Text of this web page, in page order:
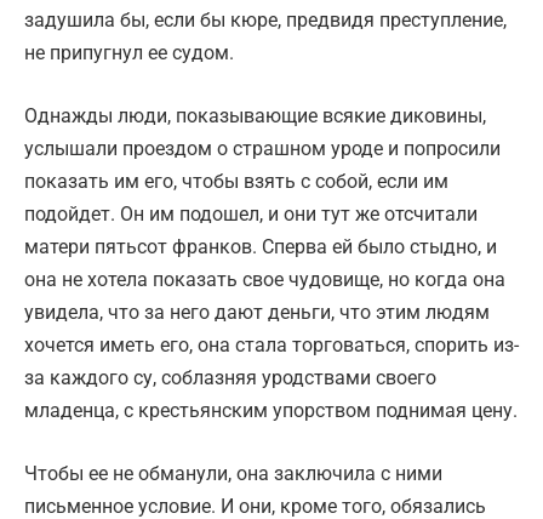
задушила бы, если бы кюре, предвидя преступление,
не припугнул ее судом.
Однажды люди, показывающие всякие диковины,
услышали проездом о страшном уроде и попросили
показать им его, чтобы взять с собой, если им
подойдет. Он им подошел, и они тут же отсчитали
матери пятьсот франков. Сперва ей было стыдно, и
она не хотела показать свое чудовище, но когда она
увидела, что за него дают деньги, что этим людям
хочется иметь его, она стала торговаться, спорить из-
за каждого су, соблазняя уродствами своего
младенца, с крестьянским упорством поднимая цену.
Чтобы ее не обманули, она заключила с ними
письменное условие. И они, кроме того, обязались